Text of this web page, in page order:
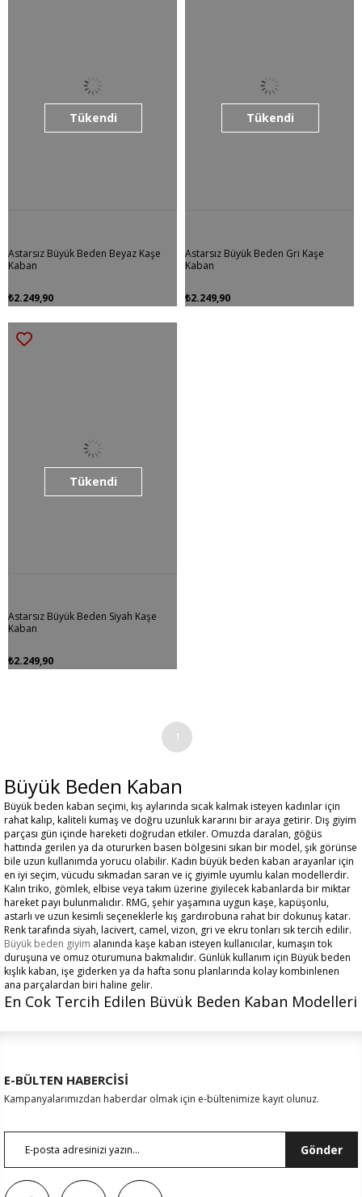
Tükendi
Astarsız Büyük Beden Beyaz Kaşe
Kaban
₺2.249,90
Tükendi
Astarsız Büyük Beden Gri Kaşe
Kaban
₺2.249,90
Tükendi
Astarsız Büyük Beden Siyah Kaşe
Kaban
₺2.249,90
1
Büyük Beden Kaban
Büyük beden kaban seçimi, kış aylarında sıcak kalmak isteyen kadınlar için
rahat kalıp, kaliteli kumaş ve doğru uzunluk kararını bir araya getirir. Dış giyim
parçası gün içinde hareketi doğrudan etkiler. Omuzda daralan, göğüs
hattında gerilen ya da otururken basen bölgesini sıkan bir model, şık görünse
bile uzun kullanımda yorucu olabilir. Kadın büyük beden kaban arayanlar için
en iyi seçim, vücudu sıkmadan saran ve iç giyimle uyumlu kalan modellerdir.
Kalın triko, gömlek, elbise veya takım üzerine giyilecek kabanlarda bir miktar
hareket payı bulunmalıdır. RMG, şehir yaşamına uygun kaşe, kapüşonlu,
astarlı ve uzun kesimli seçeneklerle kış gardırobuna rahat bir dokunuş katar.
Renk tarafında siyah, lacivert, camel, vizon, gri ve ekru tonları sık tercih edilir.
Büyük beden giyim alanında kaşe kaban isteyen kullanıcılar, kumaşın tok
duruşuna ve omuz oturumuna bakmalıdır. Günlük kullanım için Büyük beden
kışlık kaban, işe giderken ya da hafta sonu planlarında kolay kombinlenen
ana parçalardan biri haline gelir.
En Çok Tercih Edilen Büyük Beden Kaban Modelleri
genişliği, omuz hattı ve göğüs çevresi rahat olmalıdır. Büyük beden uzun
kaban seçenekleri diz çevresine kadar koruma sağladığı için soğuk havalarda
daha sıcak his verir. Kısa modeller ise daha hareketli günlerde pratik kullanım
rahat oturmasına ve iç parçalarla sürtünmeden giyilmesine destek verir. RMG
koleksiyonunda sade renkler, tok kumaş dokuları ve günlük kullanıma yakın
kesimler birlikte yer alır. Model seçerken ürünün ön kapanışı, cep yerleşimi ve
E-BÜLTEN HABERCİSİ
Kampanyalarımızdan haberdar olmak için e-bültenimize kayıt olunuz.
Gönder